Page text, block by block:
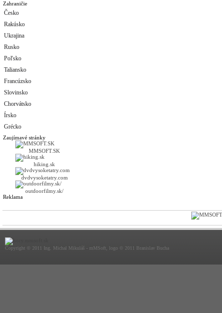
Zahraničie
Česko
Rakúsko
Ukrajina
Rusko
Poľsko
Taliansko
Francúzsko
Slovinsko
Chorvátsko
Írsko
Grécko
Zaujímavé stránky
MMSOFT.SK
hiking.sk
dvdvysoketatry.com
outdoorfilmy.sk/
Reklama
Copyright © 2011 Ing. Michal Mikuláš - mMSoft, logo © 2011 Branislav Bucha